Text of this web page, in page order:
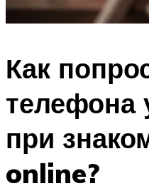
Как
телефона
при
online?